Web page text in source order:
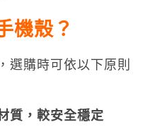
機殼？
選購時可依以下原則
質，較安全穩定